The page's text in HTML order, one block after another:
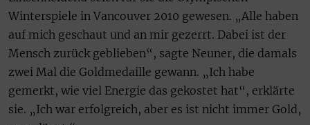
Winterspiele in Vancouver 2010 gewesen. „Alle haben
auf mich geschaut und an mir gezerrt. Dabei ist der
Mensch zurück geblieben“, sagte Neuner, die damals
zwei Mal die Goldmedaille gewann. „Ich habe
gemerkt, wie viel Energie das gekostet hat“, erklärte
sie. „Ich war erfolgreich, aber es ist nicht immer Gold,